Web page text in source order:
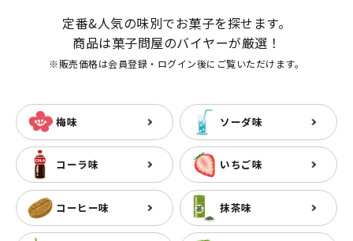
定番&人気の味別でお菓子を探せます。
商品は菓子問屋のバイヤーが厳選！
※販売価格は会員登録・ログイン後にご覧いただけます。
梅味 ソーダ味
コーラ味 いちご味
コーヒー味 抹茶味